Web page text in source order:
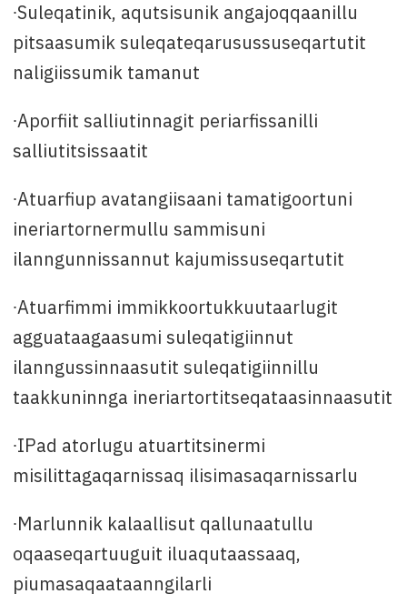
∙Suleqatinik, aqutsisunik angajoqqaanillu
pitsaasumik suleqateqarusussuseqartutit
naligiissumik tamanut
∙Aporfiit salliutinnagit periarfissanilli
salliutitsissaatit
∙Atuarfiup avatangiisaani tamatigoortuni
ineriartornermullu sammisuni
ilanngunnissannut kajumissuseqartutit
∙Atuarfimmi immikkoortukkuutaarlugit
agguataagaasumi suleqatigiinnut
ilanngussinnaasutit suleqatigiinnillu
taakkuninnga ineriartortitseqataasinnaasutit
∙IPad atorlugu atuartitsinermi
misilittagaqarnissaq ilisimasaqarnissarlu
∙Marlunnik kalaallisut qallunaatullu
oqaaseqartuuguit iluaqutaassaaq,
piumasaqaataanngilarli